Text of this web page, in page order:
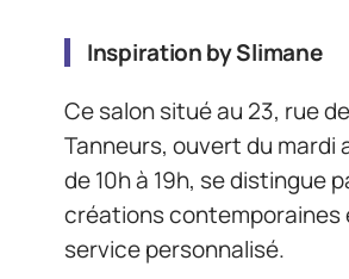
Inspiration by Slimane
Ce salon situé au 23, rue
Tanneurs, ouvert du mardi
de 10h à 19h, se distingue
créations contemporaines
service personnalisé.